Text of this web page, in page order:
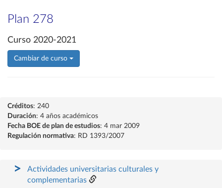
Plan 278
Curso 2020-2021
Cambiar de curso
Créditos: 240
Duración: 4 años académicos
Fecha BOE de plan de estudios: 4 mar 2009
Regulación normativa: RD 1393/2007
Actividades universitarias culturales y
complementarias